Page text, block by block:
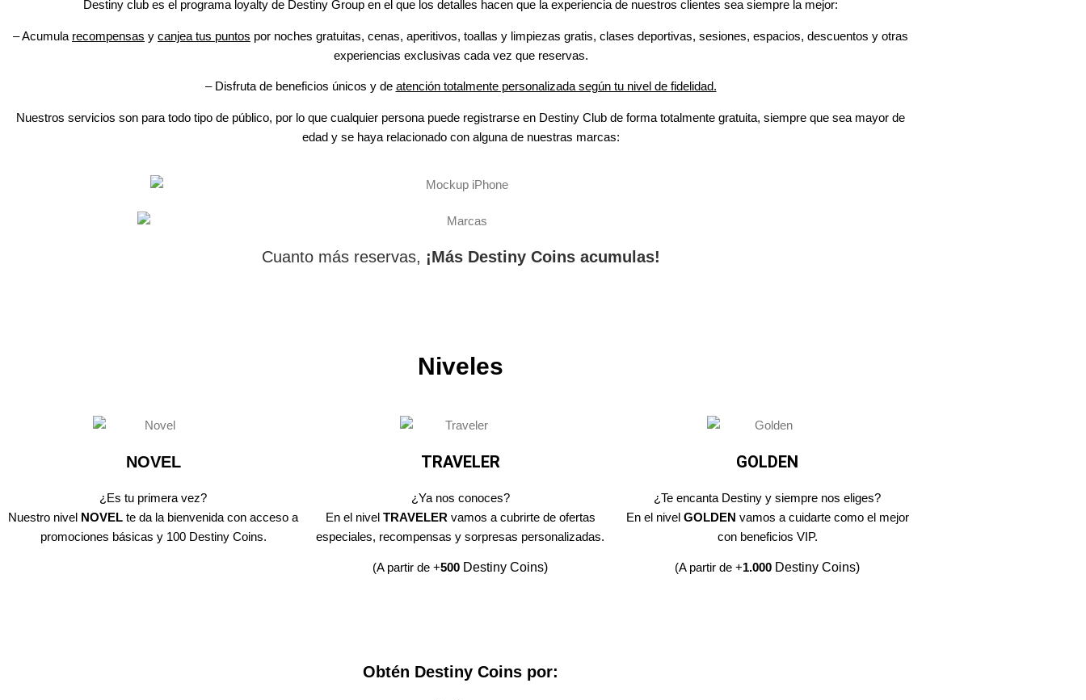
Destiny club es el programa loyalty de Destiny Group en el que los detalles hacen que la experiencia de nuestros clientes sea siempre la mejor:
– Acumula recompensas y canjea tus puntos por noches gratuitas, cenas, aperitivos, toallas y limpiezas gratis, clases deportivas, sesiones, espacios, descuentos y otras
experiencias exclusivas cada vez que reservas.
– Disfruta de beneficios únicos y de atención totalmente personalizada según tu nivel de fidelidad.
Nuestros servicios son para todo tipo de público, por lo que cualquier persona puede registrarse en Destiny Club de forma totalmente gratuita, siempre que sea mayor de
edad y se haya relacionado con alguna de nuestras marcas:
Cuanto más reservas, ¡Más Destiny Coins acumulas!
Niveles
NOVEL
¿Es tu primera vez?
Nuestro nivel NOVELte da la bienvenida con acceso a
promociones básicas y 100 Destiny Coins.
TRAVELER
¿Ya nos conoces?
En el nivel TRAVELER vamos a cubrirte de ofertas
especiales, recompensas y sorpresas personalizadas.
(A partir de +500 Destiny Coins)
GOLDEN
¿Te encanta Destiny y siempre nos eliges?
En el nivel GOLDEN vamos a cuidarte como el mejor
con beneficios VIP.
(A partir de +1.000 Destiny Coins)
Obtén Destiny Coins por: